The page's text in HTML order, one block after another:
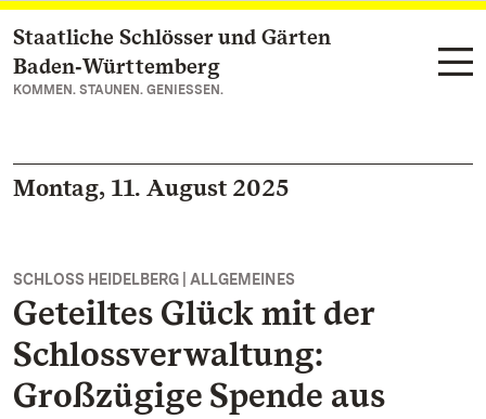
Zum Hauptinhalt springen
Staatliche Schlösser und Gärten
Baden‑Württemberg
KOMMEN. STAUNEN. GENIESSEN.
Montag, 11. August 2025
SCHLOSS HEIDELBERG | ALLGEMEINES
Geteiltes Glück mit der
Schlossverwaltung:
Großzügige Spende aus